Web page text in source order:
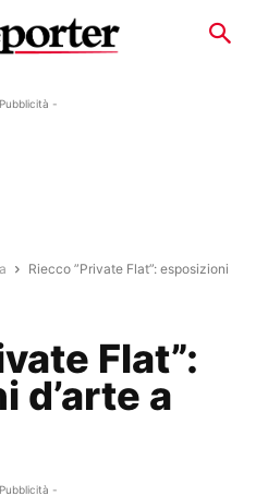
-
Riecco ”Private Flat”: esposizioni
Flat”:
d’arte a
-